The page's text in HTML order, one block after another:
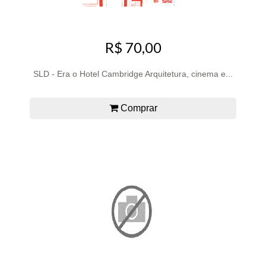
R$ 70,00
SLD - Era o Hotel Cambridge Arquitetura, cinema e...
Comprar